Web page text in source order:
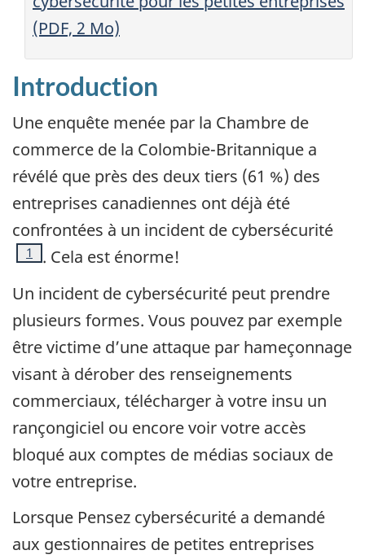
(PDF, 2 Mo)
Introduction
Une enquête menée par la Chambre de
commerce de la Colombie-Britannique a
révélé que près des deux tiers (61 %) des
entreprises canadiennes ont déjà été
confrontées à un incident de cybersécurité
Note de bas de page
1
. Cela est énorme!
Un incident de cybersécurité peut prendre
plusieurs formes. Vous pouvez par exemple
être victime d’une attaque par hameçonnage
visant à dérober des renseignements
commerciaux, télécharger à votre insu un
rançongiciel ou encore voir votre accès
bloqué aux comptes de médias sociaux de
votre entreprise.
Lorsque Pensez cybersécurité a demandé
aux gestionnaires de petites entreprises